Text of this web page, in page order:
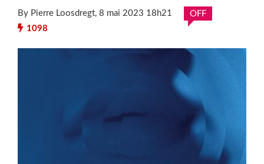
By Pierre Loosdregt, 8 mai 2023 18h21
OFF
1098